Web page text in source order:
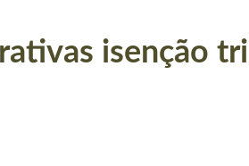
isenção